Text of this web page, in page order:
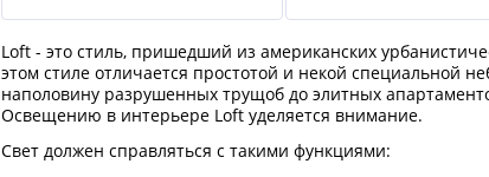
Loft - это стиль, пришедший из американских
этом стиле отличается простотой и некой специальной
наполовину разрушенных трущоб до элитных
Освещению в интерьере Loft уделяется внимание.
Свет должен справляться с такими функциями: